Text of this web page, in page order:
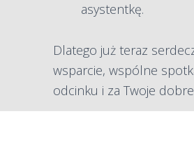
asystentkę.
Dlatego już teraz
wsparcie, wspólne
odcinku i za Twoje